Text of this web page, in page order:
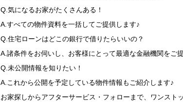
Q.気になるお家がたくさんある！
A.すべての物件資料を一括してご提供します♪
Q.住宅ローンはどこの銀行で借りたらいいの？
A.諸条件をお伺いし、お客様にとって最適な金融機関をご
Q.未公開情報を知りたい！
A.これから公開を予定している物件情報もご紹介します♪
お家探しからアフターサービス・フォローまで、ワンスト